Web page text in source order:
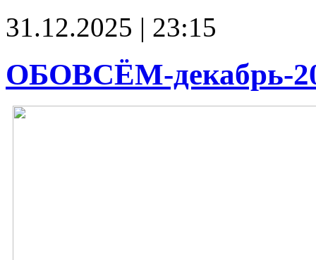
31.12.2025 | 23:15
ОБОВСЁМ-декабрь-